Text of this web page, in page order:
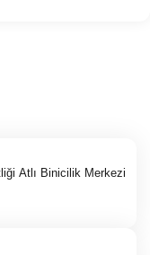
Atlı Binicilik Merkezi